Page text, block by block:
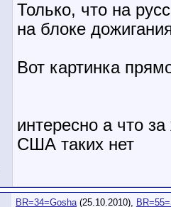
Только, что на
на блоке
Вот картинка
интересно а что
США таких нет
BR=34=Gosha(25.10.2010),